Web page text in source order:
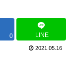
0 LINE
2021.05.16